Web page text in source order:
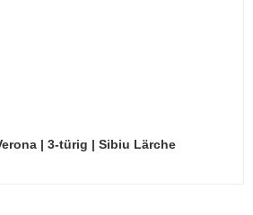
| 3-türig | Sibiu Lärche